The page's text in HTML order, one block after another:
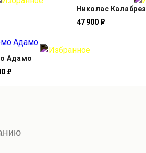
Николас
47 900 ₽
Адамо
₽